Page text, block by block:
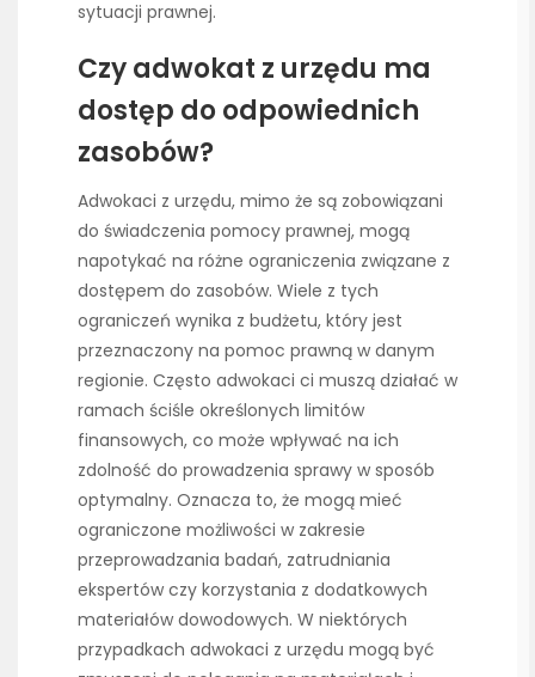
sytuacji prawnej.
Czy adwokat z urzędu ma
dostęp do odpowiednich
zasobów?
Adwokaci z urzędu, mimo że są zobowiązani
do świadczenia pomocy prawnej, mogą
napotykać na różne ograniczenia związane z
dostępem do zasobów. Wiele z tych
ograniczeń wynika z budżetu, który jest
przeznaczony na pomoc prawną w danym
regionie. Często adwokaci ci muszą działać w
ramach ściśle określonych limitów
finansowych, co może wpływać na ich
zdolność do prowadzenia sprawy w sposób
optymalny. Oznacza to, że mogą mieć
ograniczone możliwości w zakresie
przeprowadzania badań, zatrudniania
ekspertów czy korzystania z dodatkowych
materiałów dowodowych. W niektórych
przypadkach adwokaci z urzędu mogą być